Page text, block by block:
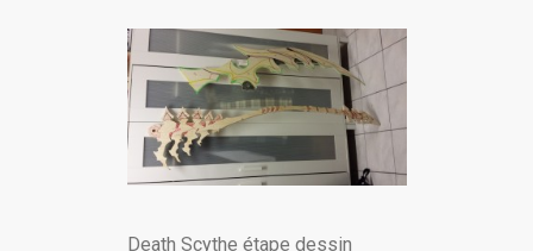
Death Scythe étape dessin